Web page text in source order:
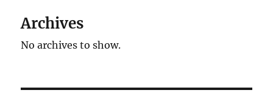
Archives
No archives to show.